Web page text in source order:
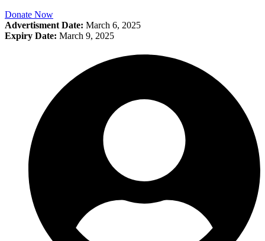
Donate Now
Advertisment Date: March 6, 2025
Expiry Date: March 9, 2025